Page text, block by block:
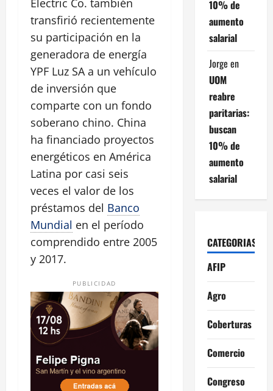
Electric Co. también
transfirió recientemente
su participación en la
generadora de energía
YPF Luz SA a un vehículo
de inversión que
comparte con un fondo
soberano chino. China
ha financiado proyectos
energéticos en América
Latina por casi seis
veces el valor de los
préstamos del Banco
Mundial en el período
comprendido entre 2005
y 2017.
PUBLICIDAD
10% de
aumento
salarial
Jorge en
UOM
reabre
paritarias:
buscan
10% de
aumento
salarial
CATEGORIAS
AFIP
Agro
Coberturas
Comercio
Congreso